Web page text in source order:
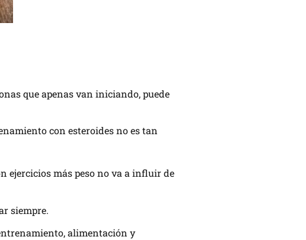
que apenas van iniciando, puede
con esteroides no es tan
ejercicios más peso no va a influir de
siempre.
alimentación y